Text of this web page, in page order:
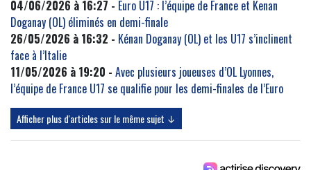
04/06/2026 à 16:27 - Euro U17 : l’équipe de France et Kenan
Doganay (OL) éliminés en demi-finale
26/05/2026 à 16:32 - Kénan Doganay (OL) et les U17 s’inclinent
face à l’Italie
11/05/2026 à 19:20 - Avec plusieurs joueuses d’OL Lyonnes,
l’équipe de France U17 se qualifie pour les demi-finales de l’Euro
Afficher plus d'articles sur le même sujet ↓